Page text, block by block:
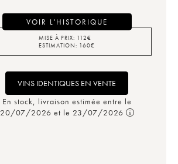
VOIR L'HISTORIQUE
MISE À PRIX: 112€
ESTIMATION: 160€
VINS IDENTIQUES EN VENTE
En stock, livraison estimée entre le
20/07/2026 et le 23/07/2026